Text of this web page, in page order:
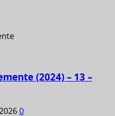
(2024) – 13 –
0